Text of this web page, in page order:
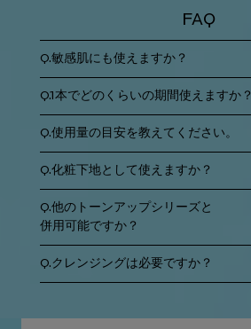
FAQ
Q.敏感肌にも使えますか？
Q.1本でどのくらいの期間使えますか？
Q.使用量の目安を教えてください。
Q.化粧下地として使えますか？
Q.他のトーンアップシリーズと
併用可能ですか？
Q.クレンジングは必要ですか？